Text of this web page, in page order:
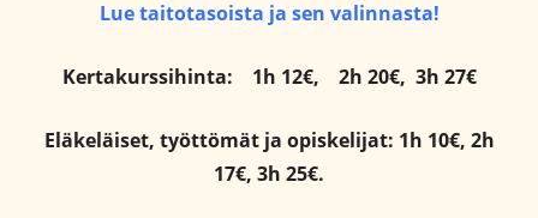
Lue taitotasoista ja sen valinnasta!
Kertakurssihinta: 1h 12€, 2h 20€, 3h 27€
Eläkeläiset, työttömät ja opiskelijat: 1h 10€, 2h
17€, 3h 25€.